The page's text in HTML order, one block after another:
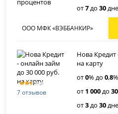
от7до30
ООО МФК «ВЭББАНКИР»
7 отзывов
Нова Кредит
на карту
от0% до0,8
от 1 000до
от3до30